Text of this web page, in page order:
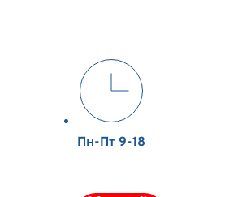
Пн-Пт 9-18